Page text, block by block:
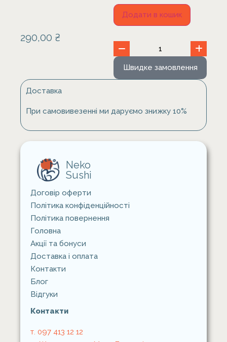
290,00 ₴
Додати в кошик
Швидке замовлення
Доставка
При самовивезенні ми даруємо знижку 10%
Neko
Sushi
Договір оферти
Політика конфіденційності
Політика повернення
Головна
Акції та бонуси
Доставка i оплата
Контакти
Блог
Відгуки
Контакти
т. 097 413 12 12